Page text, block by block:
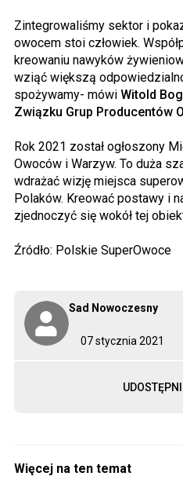
07 stycznia 2021
Sad Nowoczesny
Zintegrowaliśmy sektor i
owocem stoi człowiek.
kreowaniu nawyków
wziąć większą
spożywamy- mówi Witold
Związku Grup Producentów
Rok 2021 został ogłoszony
Owoców i Warzyw. To duża
wdrażać wizję miejsca
Polaków. Kreować postawy i
zjednoczyć się wokół tej
Źródło: Polskie SuperOwoce